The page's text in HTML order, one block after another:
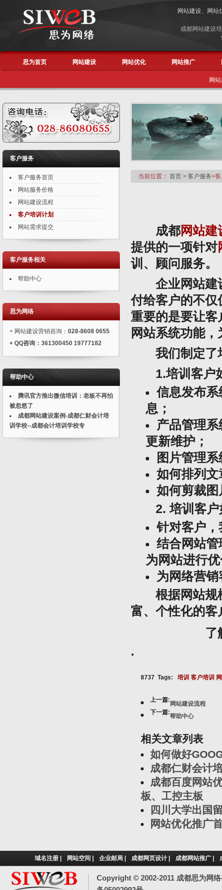
网站建设、 网站
成都网站建设
思为首页 网站建设 网站优化 网站推广
网
客户服务
客户服务首页
网站服务价格
网站建设流程
客户培训计划
网站需求提交
客户服务相关
帮助中心
思为网络
+ 网站建设营销咨询： 028-8608 0655
+ QQ咨询： 361300450 19777182
帮助中心
腾讯官方推出微信培训：老板不再怕
被忽悠了
成都网站建设案例-成都仁财会计培
训学校--成都会计培训学校专
当前位置： 首页 > 客户服务>
成都网站建
提供的一项针对
训、顾问服务。
企业网站建
付给客户的不仅
重要的是要让客
网站系统功能
我们制定了
1.培训客户
信息发布
息；
产品管理
更新维护；
图片管理
如何排列
如何剪裁
2. 培训客
针对客户
结合网站
为网站进行
为网络营
根据网站规模
富、个性化的客
了
.
8737 Tags: 培训 客户培训
上一篇: 网站建设流程
下一篇:帮助中心
相关文章列表
如何做好
成都仁财会计
成都百度网站
板、工控主板
四川大学出国
网站优化推广
域名注册| 网站空间 企业邮局| 成都网页设计| 成都网站推广|
Copyright © 2002-2011 成都思为网